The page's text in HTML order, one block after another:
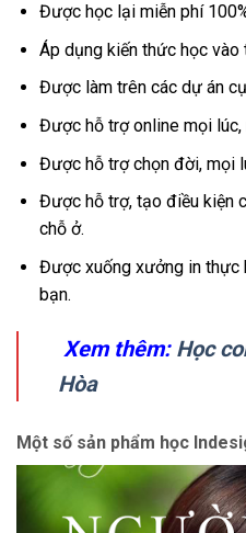
Được học lại miễn phí
Áp dụng kiến thức học vào
Được làm trên các dự án
Được hỗ trợ online mọi lúc,
Được hỗ trợ chọn đời, mọi
Được hỗ trợ, tạo điều kiện
chỗ ở.
Được xuống xưởng in thực
bạn.
Xem thêm: Học
Hòa
Một số sản phẩm học